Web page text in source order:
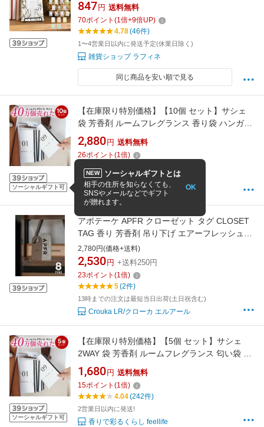
) サシェ 香り袋 吊り下げ ポプリ フレグランス
香り 芳香剤 クローゼット 靴箱 玄関 バスルーム
タオル 芳香期間 2カ月 買い回り マラソン
847 円 送料無料
70ポイント (1倍+9倍UP)
4.78(46件)
1〜4営業日以内に発送予定(休業日除く)
雑貨ショップ ラフィネ
同じ商品を安い順で見る
ソーシャルギフト可
【在庫限り特別価格】【10個 セット】サシェ
袋 芳香剤 ルームフレグランス 香り袋 ハンガー
吊り下げ フック 香り アロマ 衣類 服 部屋 玄関
クローゼット スーツケース トイレ 車 靴 インテ
リア 長持ち 花 置くだけ おしゃれ ラベンダー
ホワイトムスク
2,880 円 送料無料
26ポイント (1倍)
2営業日以内に発送!
香りで彩るくらし feellife
アポテーケ APFR クローゼット タグ CLOSET
TAG 香り 芳香剤 吊り下げ エアーフレッシュナ
ー ホームフレグランス
2,780円(価格+送料)
2,530 円 +送料250円
23ポイント (1倍)
5(2件)
13時までの注文は最短当日出荷(土日祝含む)
Crouka LR/クローカ エルアール
ソーシャルギフト可
【在庫限り特別価格】【5個 セット】サシェ
2WAY 袋 芳香剤 ルームフレグランス 匂い袋 香
り袋 ハンガー 吊り下げ フック 香り アロマ 衣
類 服 部屋 玄関 クローゼット スーツケース ト
イレ 車 靴 長持ち 花 置くだけ おしゃれ ラベン
ダー ホワイトムスク
1,680 円 送料無料
15ポイント (1倍)
4.04(242件)
2営業日以内に発送!
香りで彩るくらし feellife
NEW ソーシャルギフトとは
相手の住所を知らなくても、
SNSやメールなどでギフト
が贈れます。
OK